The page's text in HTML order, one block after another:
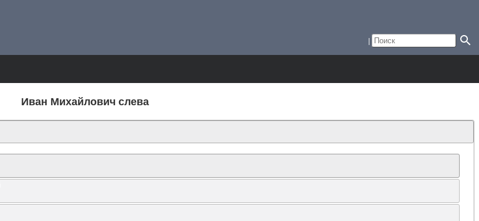
Иван Михайлович слева